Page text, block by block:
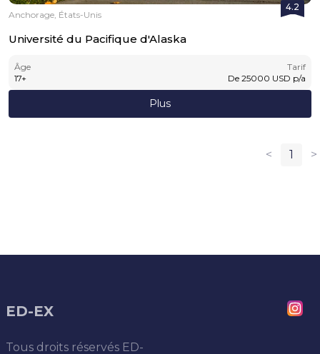
4.2
Anchorage, États-Unis
Université du Pacifique d'Alaska
Âge
17+
Tarif
De 25000 USD p/a
Plus
< 1 >
ED-EX
Tous droits réservés ED-